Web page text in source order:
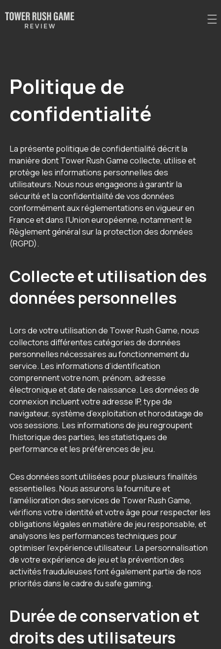
Politique de
confidentialité
La présente politique de confidentialité décrit la
manière dont Tower Rush Game collecte, utilise et
protège les informations personnelles des
utilisateurs. Nous nous engageons à garantir la
sécurité et la confidentialité de vos données
conformément aux réglementations en vigueur en
France et dans l’Union européenne, notamment le
Règlement général sur la protection des données
(RGPD).
Collecte et utilisation des
données personnelles
Lors de votre utilisation de Tower Rush Game, nous
collectons différentes catégories de données
personnelles nécessaires au fonctionnement du
service. Les informations d’identification
comprennent votre nom, prénom, adresse
électronique et date de naissance. Les données de
connexion incluent votre adresse IP, type de
navigateur, système d’exploitation et horodatage de
vos sessions. Les informations de jeu regroupent
l’historique des parties, les statistiques de
performance et les préférences de jeu.
Ces données sont utilisées pour plusieurs finalités
essentielles. Nous assurons la fourniture et
l’amélioration des services de Tower Rush Game,
vérifions votre identité et votre âge pour respecter les
obligations légales en matière de jeu responsable, et
analysons les performances techniques pour
optimiser l’expérience utilisateur. La personnalisation
de votre expérience de jeu et la prévention des
activités frauduleuses font également partie de nos
priorités dans le cadre du safe gaming.
Durée de conservation et
droits des utilisateurs